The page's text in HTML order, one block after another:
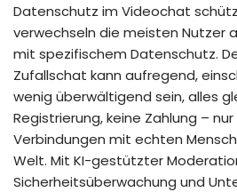
Datenschutz im Videochat
verwechseln die meisten Nutzer
mit spezifischem Datenschutz.
Zufallschat kann aufregend,
wenig überwältigend sein, alles
Registrierung, keine Zahlung –
Verbindungen mit echten
Welt. Mit KI-gestützter
Sicherheitsüberwachung und